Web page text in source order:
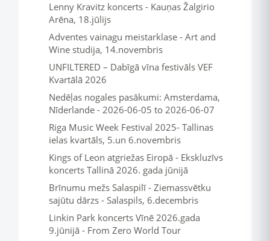
Lenny Kravitz koncerts - Kauņas Žalgirio
Arēna, 18.jūlijs
Adventes vainagu meistarklase - Art and
Wine studija, 14.novembris
UNFILTERED – Dabīgā vīna festivāls VEF
Kvartālā 2026
Nedēļas nogales pasākumi: Amsterdama,
Nīderlande - 2026-06-05 to 2026-06-07
Riga Music Week Festival 2025- Tallinas
ielas kvartāls, 5.un 6.novembris
Kings of Leon atgriežas Eiropā - Ekskluzīvs
koncerts Tallinā 2026. gada jūnijā
Brīnumu mežs Salaspilī - Ziemassvētku
sajūtu dārzs - Salaspils, 6.decembris
Linkin Park koncerts Vīnē 2026.gada
9.jūnijā - From Zero World Tour